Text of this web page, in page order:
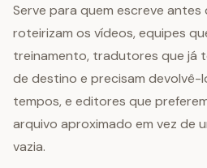
Serve para quem escreve
roteirizam os vídeos, equipes
treinamento, tradutores que já
de destino e precisam devolvê-
tempos, e editores que
arquivo aproximado em vez de
vazia.